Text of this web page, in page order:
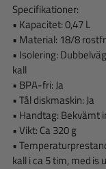
Specifikationer:
• Kapacitet: 0,47 L
• Material: 18/8
• Isolering:
kall
• BPA-fri: Ja
• Tål diskmaskin: Ja
• Handtag: Bekvämt
• Vikt: Ca 320 g
•
kall i ca 5 tim, med is